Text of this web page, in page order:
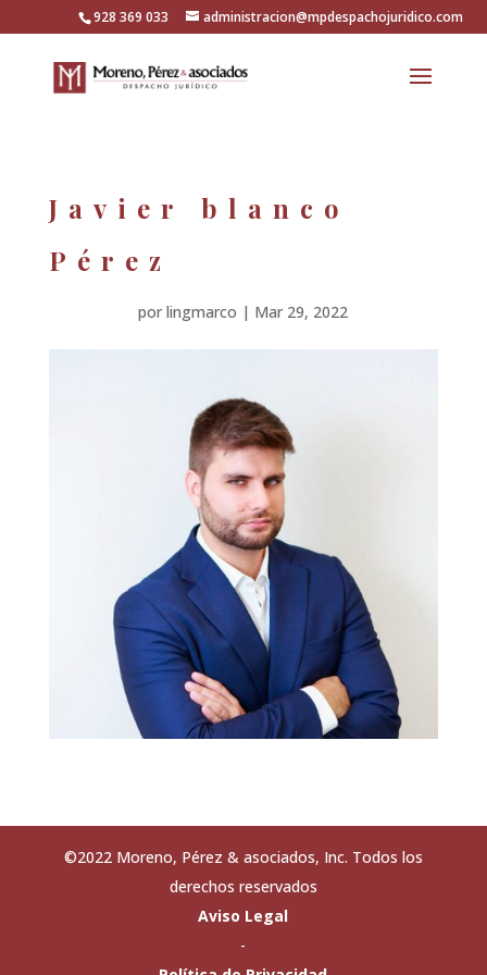
928 369 033 administracion@mpdespachojuridico.com
Javier blanco
Pérez
porlingmarco | Mar 29, 2022
©2022 Moreno, Pérez & asociados, Inc. Todos los
derechos reservados
Aviso Legal
-